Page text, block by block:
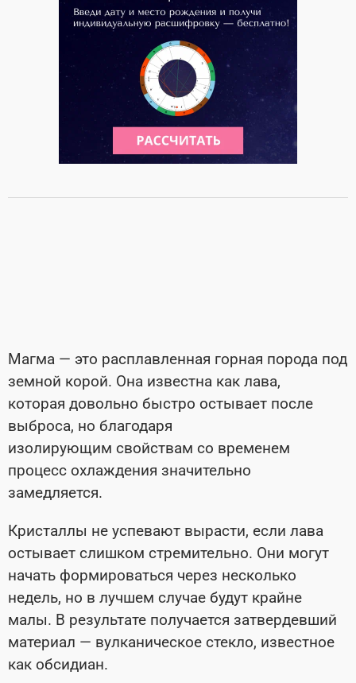
Магма — это расплавленная горная порода под
земной корой. Она известна как лава,
которая довольно быстро остывает после
выброса, но благодаря
изолирующим свойствам со временем
процесс охлаждения значительно
замедляется.
Кристаллы не успевают вырасти, если лава
остывает слишком стремительно. Они могут
начать формироваться через несколько
недель, но в лучшем случае будут крайне
малы. В результате получается затвердевший
материал — вулканическое стекло, известное
как обсидиан.